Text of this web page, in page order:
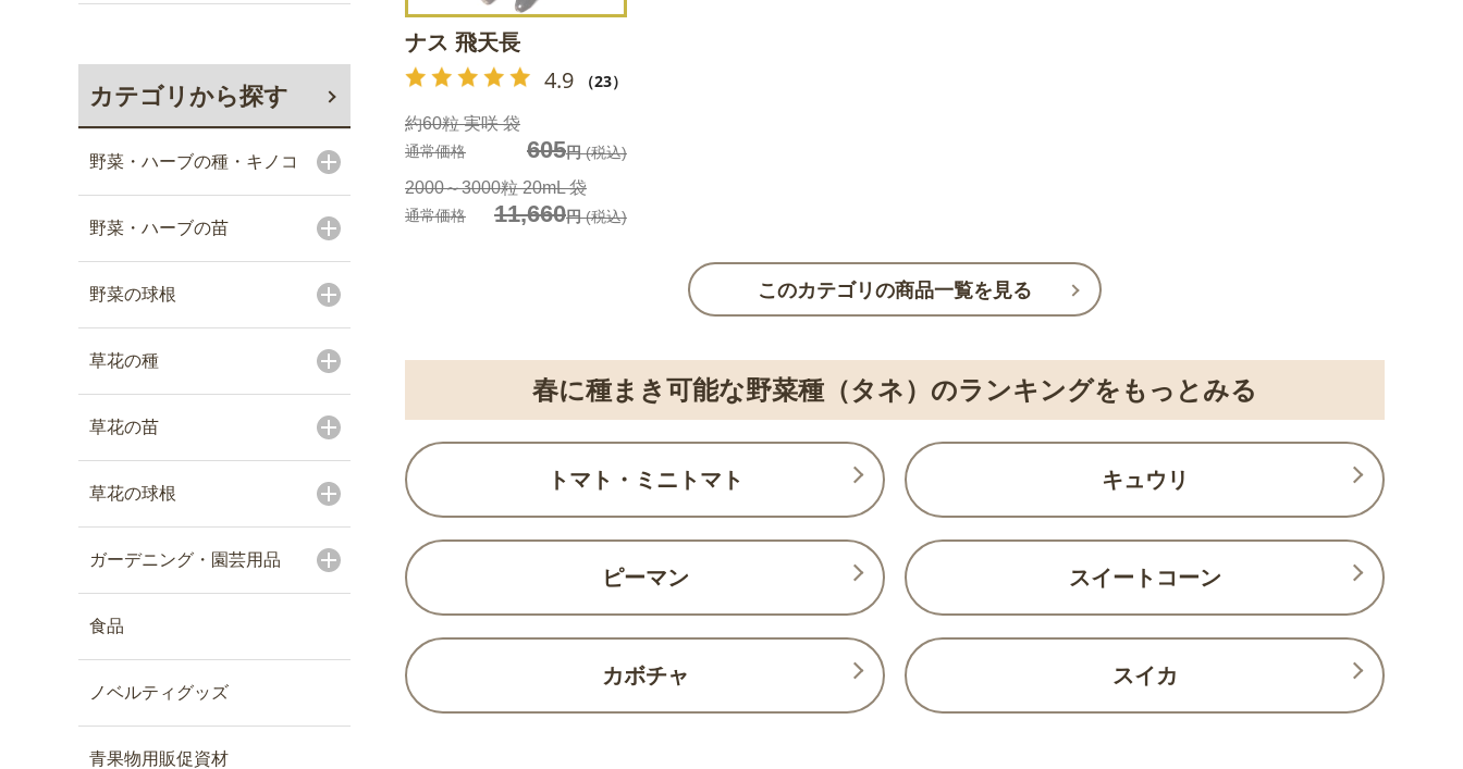
カテゴリから探す
野菜・ハーブの種・キノコ
野菜・ハーブの苗
野菜の球根
草花の種
草花の苗
草花の球根
ガーデニング・園芸用品
食品
ノベルティグッズ
青果物用販促資材
ナス 飛天長
4.9 （23）
約60粒 実咲 袋
通常価格 605円(税込)
2000～3000粒 20mL 袋
通常価格 11,660円(税込)
このカテゴリの商品一覧を見る
春に種まき可能な野菜種（タネ）のランキングをもっとみる
トマト・ミニトマト キュウリ
ピーマン スイートコーン
カボチャ スイカ